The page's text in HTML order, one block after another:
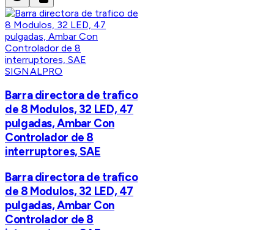
SIGNALPRO
Barra directora de trafico
de 8 Modulos, 32 LED, 47
pulgadas, Ambar Con
Controlador de 8
interruptores, SAE
Barra directora de trafico
de 8 Modulos, 32 LED, 47
pulgadas, Ambar Con
Controlador de 8